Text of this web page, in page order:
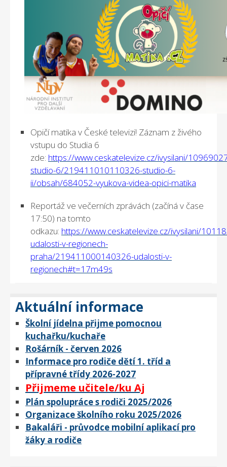
Opičí matika v České televizi! Záznam z živého
vstupu do Studia 6
zde: https://www.ceskatelevize.cz/ivysilani/
studio-6/219411010110326-studio-6-
ii/obsah/684052-vyukova-videa-opici-matika
Reportáž ve večerních zprávách (začíná v čase
17:50) na tomto
odkazu: https://www.ceskatelevize.cz/ivysilani/
udalosti-v-regionech-
praha/219411000140326-udalosti-v-
regionech#t=17m49s
Aktuální informace
Školní jídelna přijme pomocnou
kuchařku/kuchaře
Rošárník - červen 2026
Informace pro rodiče dětí 1. tříd a
přípravné třídy 2026-2027
Přijmeme učitele/ku Aj
Plán spolupráce s rodiči 2025/2026
Organizace školního roku 2025/2026
Bakaláři - průvodce mobilní aplikací pro
žáky a rodiče